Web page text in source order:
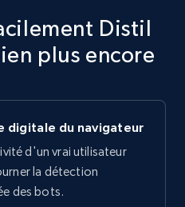
Distil
plus encore
digitale du navigateur
d'un vrai utilisateur
la détection
des bots.